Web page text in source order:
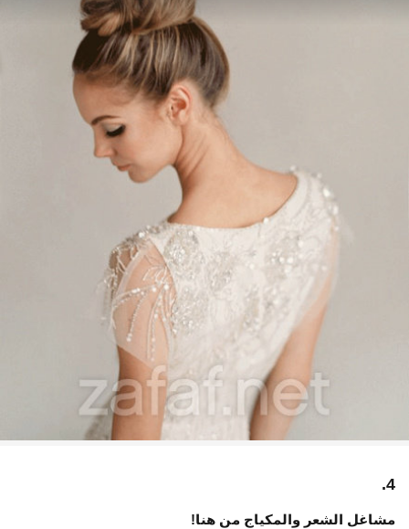
4.
مشاغل الشعر والمكياج من هنا!